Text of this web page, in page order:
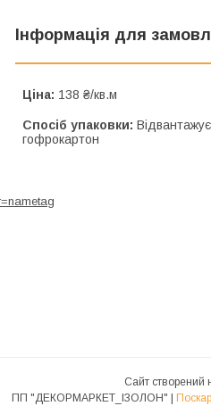
Інформація для
Ціна: 138 ₴/кв.м
Спосіб упаковки:
гофрокартон
Сайт створений
ПП "ДЕКОРМАРКЕТ_ІЗОЛОН" |